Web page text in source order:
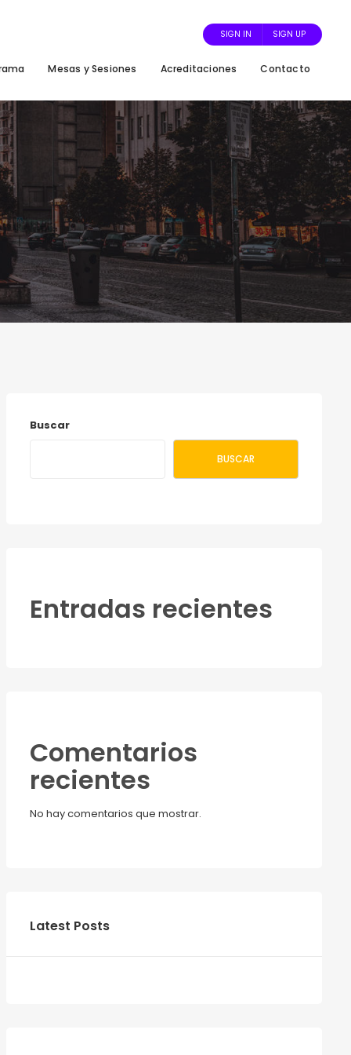
SIGN IN SIGN UP
Mesas y Sesiones Acreditaciones Contacto
Buscar
BUSCAR
Entradas recientes
Comentarios
recientes
No hay comentarios que mostrar.
Latest Posts